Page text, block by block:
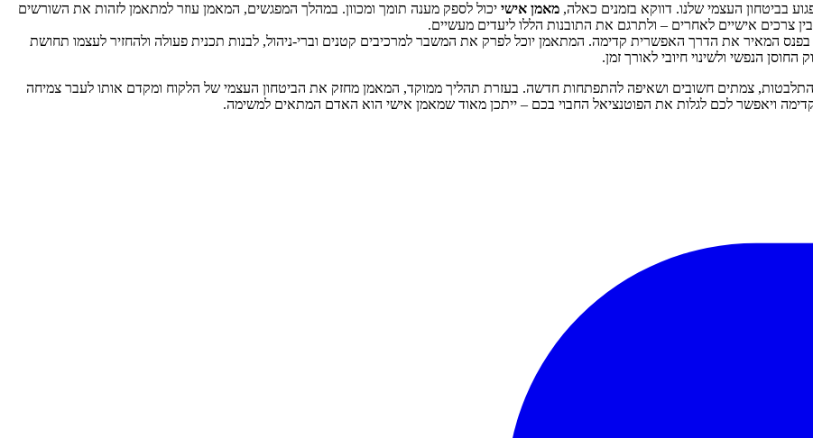
בביטחון העצמי שלנו. דווקא בזמנים כאלה, מאמן אישי יכול לספק מענה תומך ומכוון. במהלך המפגשים, המאמן עוזר למתאמן לזהות את השורשים
צרכים אישיים לאחרים – ולתרגם את התובנות הללו ליעדים מעשיים.
המאיר את הדרך האפשרית קדימה. המתאמן יוכל לפרק את המשבר למרכיבים קטנים וברי-ניהול, לבנות תכנית פעולה ולהחזיר לעצמו תחושת
הנפשי ולשינוי חיובי לאורך זמן.
צמתים חשובים ושאיפה להתפתחות חדשה. בעזרת תהליך ממוקד, המאמן מחזק את הביטחון העצמי של הלקוח ומקדם אותו לעבר צמיחה
ויאפשר לכם לגלות את הפוטנציאל החבוי בכם – ייתכן מאוד שמאמן אישי הוא האדם המתאים למשימה.